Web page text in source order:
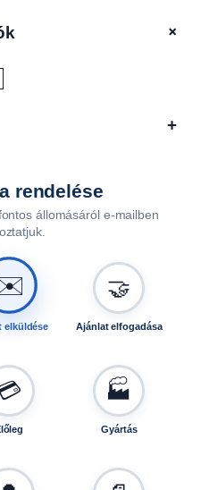
+
+
rendelése
állomásáról e-mailben
elküldése
🤝
Ajánlat elfogadása
🏭
Gyártás